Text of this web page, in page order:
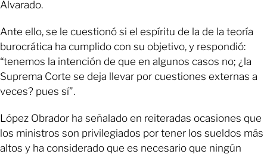
Alvarado.
Ante ello, se le cuestionó si el espíritu de la de la teoría
burocrática ha cumplido con su objetivo, y respondió:
“tenemos la intención de que en algunos casos no; ¿la
Suprema Corte se deja llevar por cuestiones externas a
veces? pues sí”.
López Obrador ha señalado en reiteradas ocasiones que
los ministros son privilegiados por tener los sueldos más
altos y ha considerado que es necesario que ningún